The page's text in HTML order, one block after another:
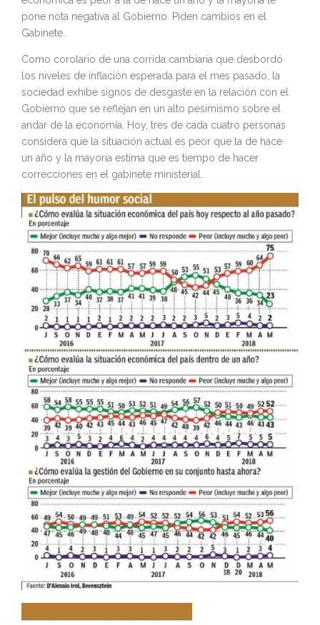
pone nota negativa al Gobierno. Piden cambios en el
Gabinete.
Como corolario de una corrida cambiaria que desbordó
los niveles de inflación esperada para el mes pasado, la
sociedad exhibe signos de desgaste en la relación con el
Gobierno que se reflejan en un alto pesimismo sobre el
andar de la economía. Hoy, tres de cada cuatro personas
considera que la situación actual es peor que la de hace
un año y la mayoría estima que es tiempo de hacer
correcciones en el gabinete ministerial.